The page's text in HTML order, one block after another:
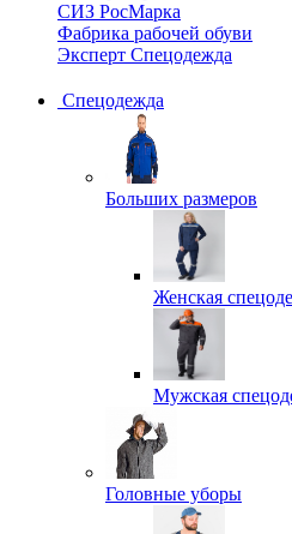
СИЗ РосМарка
Фабрика рабочей обуви
Эксперт Спецодежда
Спецодежда
Больших размеров
Женская
Мужская
Головные уборы